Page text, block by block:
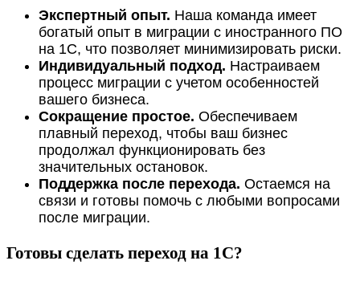
Экспертный опыт. Наша команда имеет
богатый опыт в миграции с иностранного ПО
на 1С, что позволяет минимизировать риски.
Индивидуальный подход. Настраиваем
процесс миграции с учетом особенностей
вашего бизнеса.
Сокращение простое. Обеспечиваем
плавный переход, чтобы ваш бизнес
продолжал функционировать без
значительных остановок.
Поддержка после перехода. Остаемся на
связи и готовы помочь с любыми вопросами
после миграции.
Готовы сделать переход на 1С?